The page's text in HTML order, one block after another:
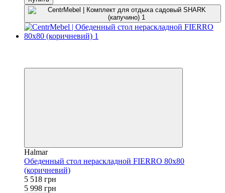
Halmar
Обеденный стол нераскладной FIERRO 80х80
(коричневий)
5 518 грн
5 998 грн